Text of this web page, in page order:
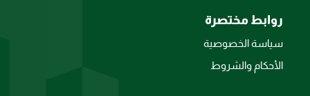
روابط مختصرة
سياسة الخصوصية
الأحكام والشروط